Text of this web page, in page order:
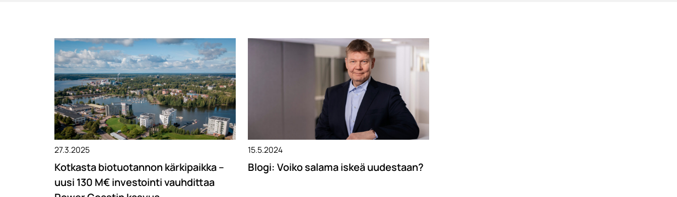
27.3.2025
Kotkasta biotuotannon kärkipaikka –
uusi 130 M€ investointi vauhdittaa
15.5.2024
Blogi: Voiko salama iskeä uudestaan?